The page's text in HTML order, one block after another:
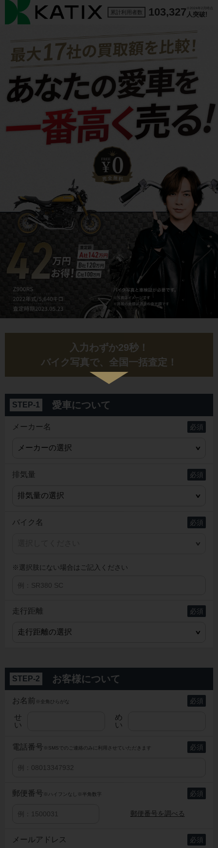
累計利用者数 103,327 ※2024年2月時点
人突破!
入力わずか29秒！
バイク写真で、全国一括査定！
STEP-1 愛車について
メーカー名
排気量
バイク名
※選択肢にない場合はご記入ください
走行距離
STEP-2 お客様について
お名前 ※全角ひらがな
せ
い
め
い
電話番号 ※SMSでのご連絡のみに利用させていただきます
郵便番号 ※ハイフンなし ※半角数字
郵便番号を調べる
メールアドレス